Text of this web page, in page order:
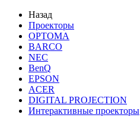
Назад
Проекторы
OPTOMA
BARCO
NEC
BenQ
EPSON
ACER
DIGITAL PROJECTION
Интерактивные проекторы